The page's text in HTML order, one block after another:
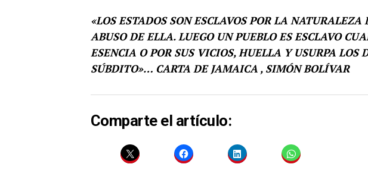
«LOS ESTADOS SON ESCLAVOS POR LA
ABUSO DE ELLA. LUEGO UN PUEBLO ES ESCLAVO
ESENCIA O POR SUS VICIOS, HUELLA Y USURPA LOS
SÚBDITO»… CARTA DE JAMAICA , SIMÓN BOLÍVAR
Comparte el artículo: